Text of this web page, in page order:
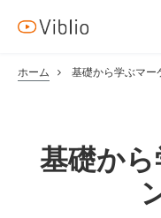
ホーム 基礎から学ぶマー
基礎か